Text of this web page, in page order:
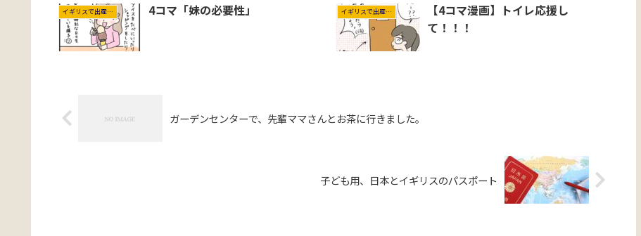
イギリスで出産＆育児 4コマ「妹の必要性」 イギリスで出産＆育児
【4コマ漫画】トイレ応援し
て！！！
ガーデンセンターで、先輩ママさんとお茶に行きました。
子ども用、日本とイギリスのパスポート